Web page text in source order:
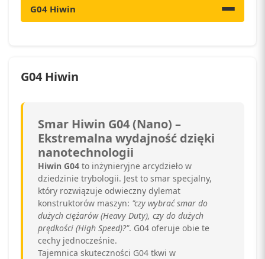
G04 Hiwin
G04 Hiwin
Smar Hiwin G04 (Nano) –
Ekstremalna wydajność dzięki
nanotechnologii
Hiwin G04 to inżynieryjne arcydzieło w
dziedzinie trybologii. Jest to smar specjalny,
który rozwiązuje odwieczny dylemat
konstruktorów maszyn: "czy wybrać smar do
dużych ciężarów (Heavy Duty), czy do dużych
prędkości (High Speed)?". G04 oferuje obie te
cechy jednocześnie.
Tajemnica skuteczności G04 tkwi w